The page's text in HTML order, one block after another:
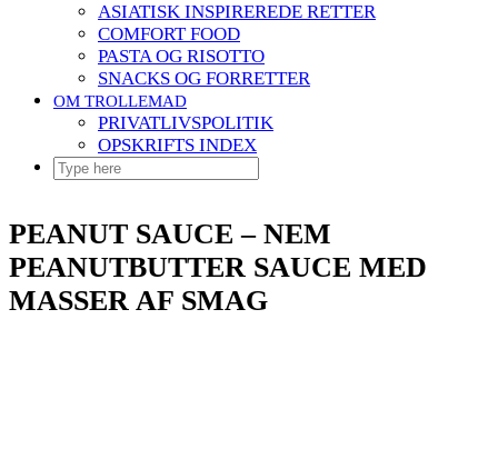
ASIATISK INSPIREREDE RETTER
COMFORT FOOD
PASTA OG RISOTTO
SNACKS OG FORRETTER
OM TROLLEMAD
PRIVATLIVSPOLITIK
OPSKRIFTS INDEX
PEANUT SAUCE – NEM
PEANUTBUTTER SAUCE MED
MASSER AF SMAG